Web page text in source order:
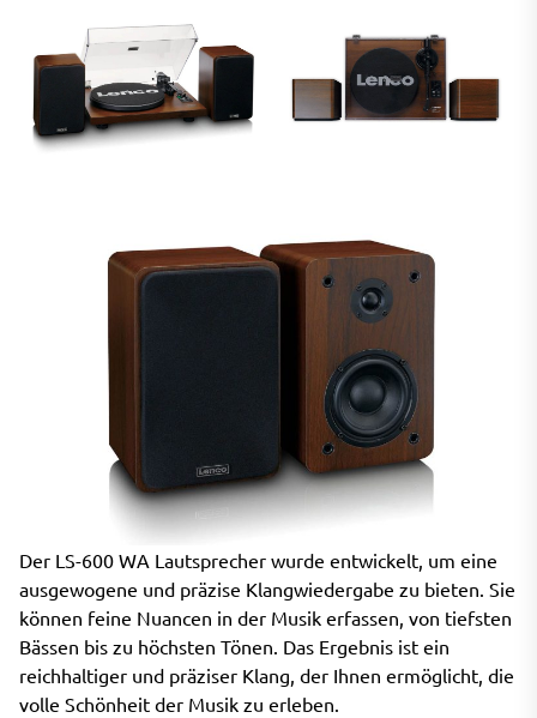
Der LS-600 WA Lautsprecher wurde entwickelt, um eine
ausgewogene und präzise Klangwiedergabe zu bieten. Sie
können feine Nuancen in der Musik erfassen, von tiefsten
Bässen bis zu höchsten Tönen. Das Ergebnis ist ein
reichhaltiger und präziser Klang, der Ihnen ermöglicht, die
volle Schönheit der Musik zu erleben.